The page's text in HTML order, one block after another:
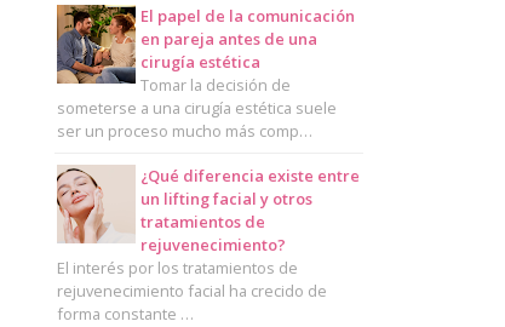
El papel de la comunicación
en pareja antes de una
cirugía estética
Tomar la decisión de
someterse a una cirugía estética suele
ser un proceso mucho más comp…
¿Qué diferencia existe entre
un lifting facial y otros
tratamientos de
rejuvenecimiento?
El interés por los tratamientos de
rejuvenecimiento facial ha crecido de
forma constante …